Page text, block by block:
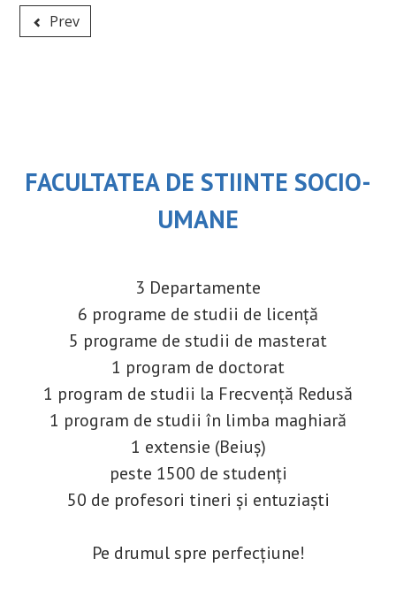
Prev
FACULTATEA DE STIINTE SOCIO-
UMANE
3 Departamente
6 programe de studii de licență
5 programe de studii de masterat
1 program de doctorat
1 program de studii la Frecvență Redusă
1 program de studii în limba maghiară
1 extensie (Beiuș)
peste 1500 de studenți
50 de profesori tineri și entuziaști
Pe drumul spre perfecțiune!